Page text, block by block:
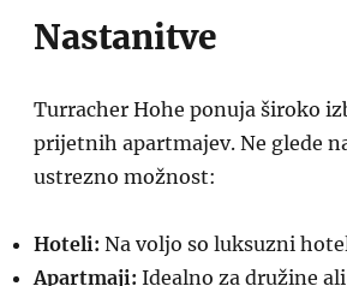
Nastanitve
Turracher Hohe ponuja široko
prijetnih apartmajev. Ne glede
ustrezno možnost:
Hoteli: Na voljo so luksuzni
Apartmaji: Idealno za družine